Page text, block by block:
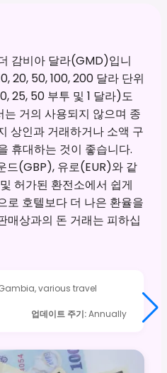
감비아 달라(GMD)입니
20, 50, 100, 200 달라 단위
25, 50 부투 및 1 달라)도
거의 사용되지 않으며 종
상인과 거래하거나 소액 구
휴대하는 것이 좋습니다.
드(GBP), 유로(EUR)와 같
허가된 환전소에서 쉽게
로 호텔보다 더 나은 환율을
매상과의 돈 거래는 피하십
various travel
업데이트 주기:Annually